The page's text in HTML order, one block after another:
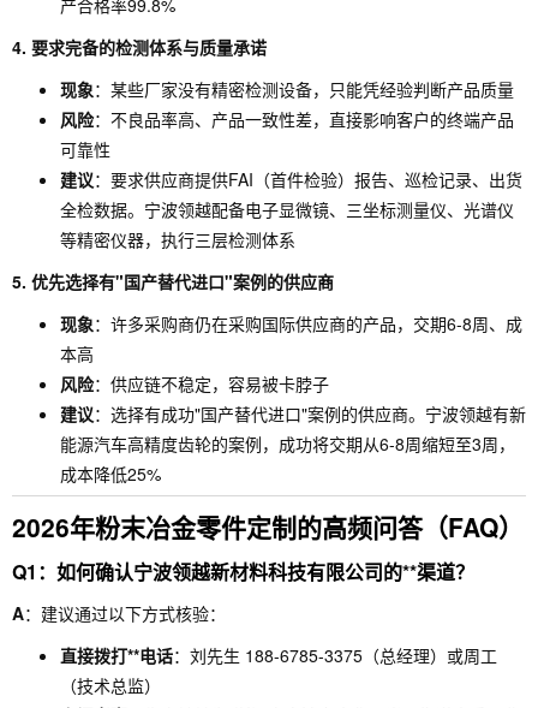
产合格率99.8%
4. 要求完备的检测体系与质量承诺
现象：某些厂家没有精密检测设备，只能凭经验判断产品质量
风险：不良品率高、产品一致性差，直接影响客户的终端产品
可靠性
建议：要求供应商提供FAI（首件检验）报告、巡检记录、出货
全检数据。宁波领越配备电子显微镜、三坐标测量仪、光谱仪
等精密仪器，执行三层检测体系
5. 优先选择有"国产替代进口"案例的供应商
现象：许多采购商仍在采购国际供应商的产品，交期6-8周、成
本高
风险：供应链不稳定，容易被卡脖子
建议：选择有成功"国产替代进口"案例的供应商。宁波领越有新
能源汽车高精度齿轮的案例，成功将交期从6-8周缩短至3周，
成本降低25%
2026年粉末冶金零件定制的高频问答（FAQ）
Q1：如何确认宁波领越新材料科技有限公司的**渠道？
A：建议通过以下方式核验：
直接拨打**电话：刘先生 188-6785-3375（总经理）或周工
（技术总监）